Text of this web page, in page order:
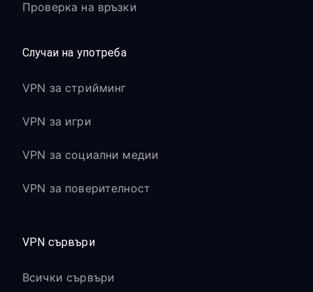
Проверка на връзки
Случаи на употреба
VPN за стрийминг
VPN за игри
VPN за социални медии
VPN за поверителност
VPN сървъри
Всички сървъри